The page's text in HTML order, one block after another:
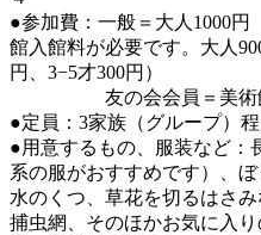
●参加費：一般＝大人1000
館入館料が必要です。大人
円、3−5才300円）
友の会会員＝美術館
●定員：3家族（グループ）程
●用意するもの、服装など：
系の服がおすすめです）、
水のくつ、草花を切るはさ
捕虫網、そのほかお気に入